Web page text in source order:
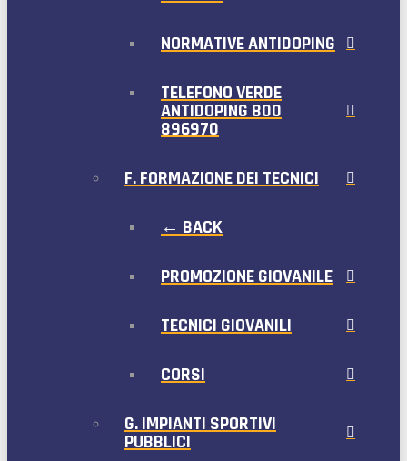
NORMATIVE ANTIDOPING
TELEFONO VERDE
ANTIDOPING 800
896970
F. FORMAZIONE DEI TECNICI
← BACK
PROMOZIONE GIOVANILE
TECNICI GIOVANILI
CORSI
G. IMPIANTI SPORTIVI
PUBBLICI